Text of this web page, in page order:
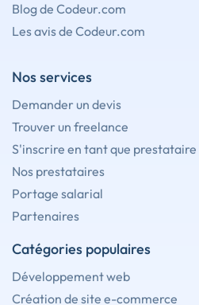
Blog de Codeur.com
Les avis de Codeur.com
Nos services
Demander un devis
Trouver un freelance
S'inscrire en tant que prestataire
Nos prestataires
Portage salarial
Partenaires
Catégories populaires
Développement web
Création de site e-commerce